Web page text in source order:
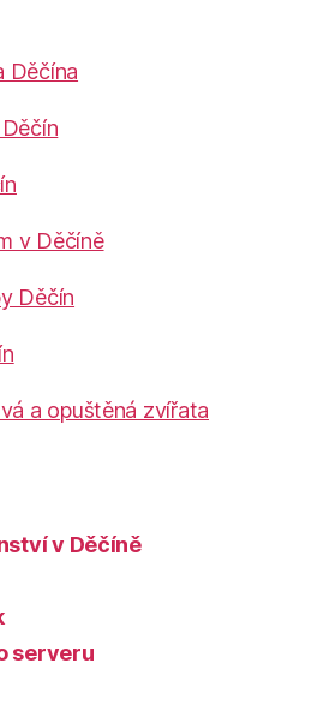
Děčína
v Děčíně
Děčín
a opuštěná zvířata
v Děčíně
serveru